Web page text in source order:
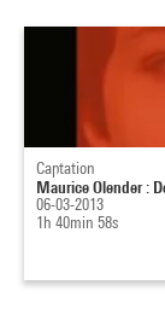
Captation
Maurice Olender :
06-03-2013
1h 40min 58s